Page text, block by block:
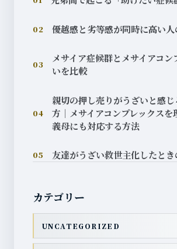
02 優越感と劣等感が同時に高い
03
メサイア症候群とメサイアコン
いを比較
04
親切の押し売りがうざいと感じ
方｜メサイアコンプレックスを
義母にも対応する方法
05 友達がうざい救世主化したとき
カテゴリー
UNCATEGORIZED